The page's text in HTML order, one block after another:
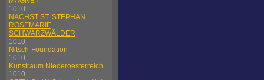
1010
NÄCHST ST. STEPHAN
ROSEMARIE
SCHWARZWÄLDER
1010
Nitsch-Foundation
1010
Kunstraum Niederoesterreich
1010